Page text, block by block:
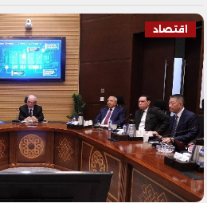
اقتصاد